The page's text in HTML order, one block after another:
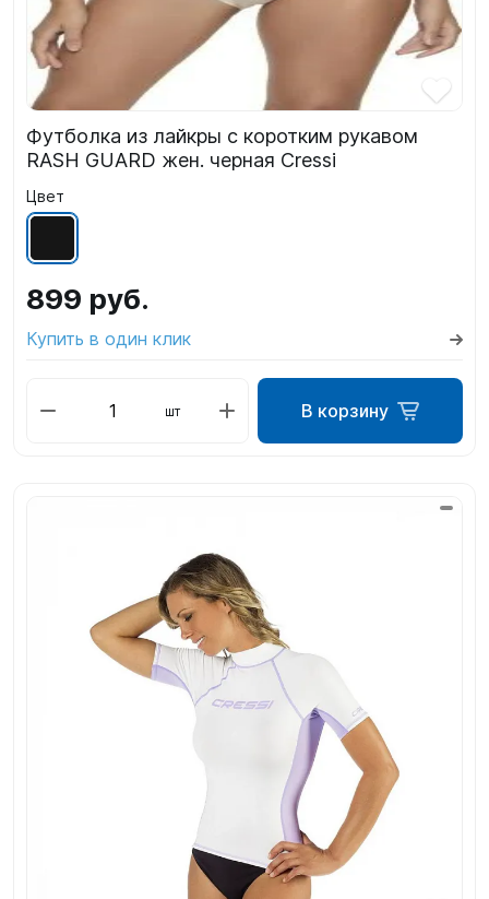
Футболка из лайкры с коротким рукавом
RASH GUARD жен. черная Cressi
Цвет
899 руб.
Купить в один клик
шт В корзину